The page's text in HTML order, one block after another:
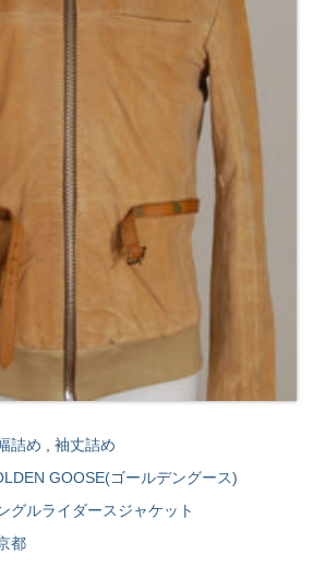
詰め
袖丈詰め
GOOSE(ゴールデングース)
グルライダースジャケット
都